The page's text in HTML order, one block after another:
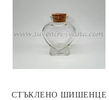
СТЪКЛЕНО ШИШЕНЦЕ